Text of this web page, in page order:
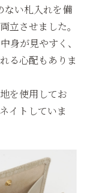
ない札入れを備
立させました。
身が見やすく、
る心配もありま
を使用してお
イトしていま